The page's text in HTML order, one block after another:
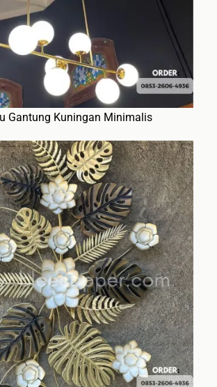
Gantung Kuningan Minimalis